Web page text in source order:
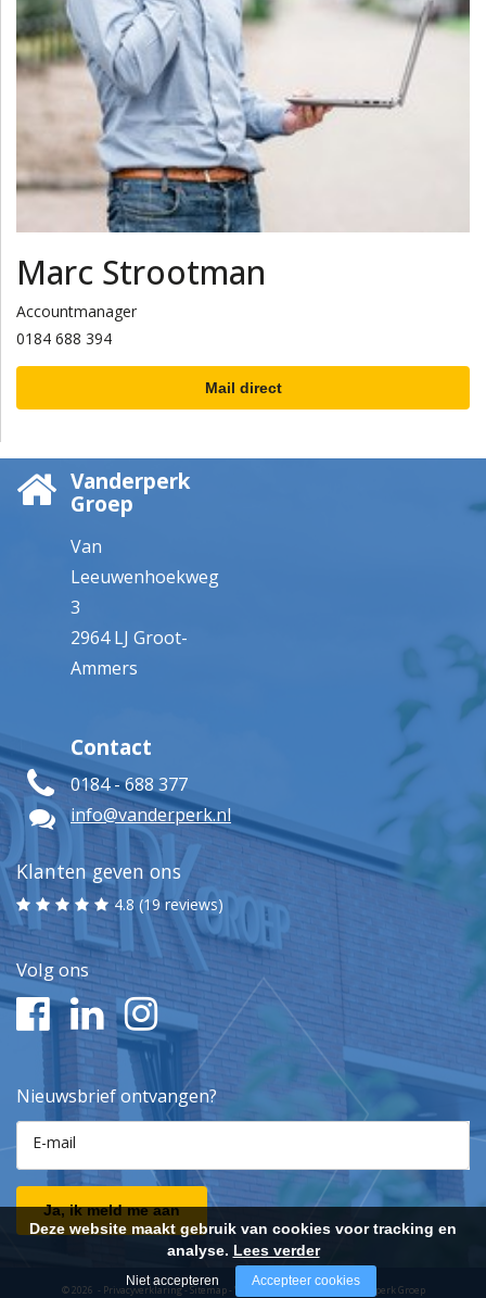
Marc Strootman
Accountmanager
0184 688 394
Mail direct
Vanderperk
Groep
Van
Leeuwenhoekweg
3
2964 LJ Groot-
Ammers
Contact
0184 - 688 377
info@vanderperk.nl
Klanten geven ons
4.8 (19 reviews)
Volg ons
Nieuwsbrief ontvangen?
E-mail
Ja, ik meld me aan
© 2026 - Privacyverklaring- Sitemap- Website realisatie door Vanderperk Groep
Deze website maakt gebruik van cookies voor tracking en
analyse. Lees verder
Niet accepteren Accepteer cookies